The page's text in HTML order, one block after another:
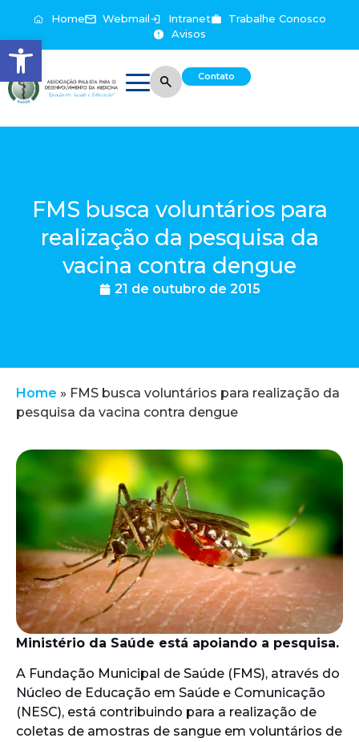
Abrir a barra de ferramentas
Home Webmail Intranet
Trabalhe Conosco
Avisos
Contato
FMS busca voluntários para
realização da pesquisa da
vacina contra dengue
21 de outubro de 2015
Home » FMS busca voluntários para realização da
pesquisa da vacina contra dengue
Ministério da Saúde está apoiando a pesquisa.
A Fundação Municipal de Saúde (FMS), através do
Núcleo de Educação em Saúde e Comunicação
(NESC), está contribuindo para a realização de
coletas de amostras de sangue em voluntários de